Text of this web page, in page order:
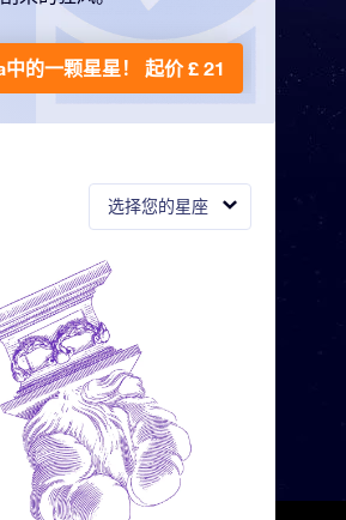
选择您的星座
的一颗星星！ 起价 £ 21